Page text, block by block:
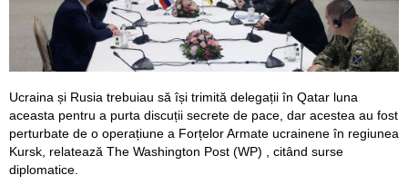
Ucraina și Rusia trebuiau să își trimită delegații în Qatar luna
aceasta pentru a purta discuții secrete de pace, dar acestea au fost
perturbate de o operațiune a Forțelor Armate ucrainene în regiunea
Kursk, relatează The Washington Post (WP) , citând surse
diplomatice.